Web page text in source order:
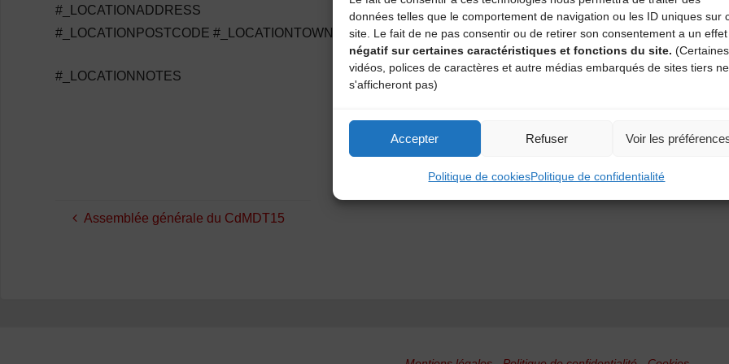
données telles que le comportement de navigation ou les ID uniques sur
site. Le fait de ne pas consentir ou de retirer son consentement a un effet
négatif sur certaines caractéristiques et fonctions du site. (Certaines
vidéos, polices de caractères et autre médias embarqués de sites tiers ne
s'afficheront pas)
Accepter Refuser Voir les
Politique de cookiesPolitique de confidentialité
#_LOCATIONADDRESS
#_LOCATIONPOSTCODE #_LOCATIONTOWN
#_LOCATIONNOTES
Assemblée générale du CdMDT15